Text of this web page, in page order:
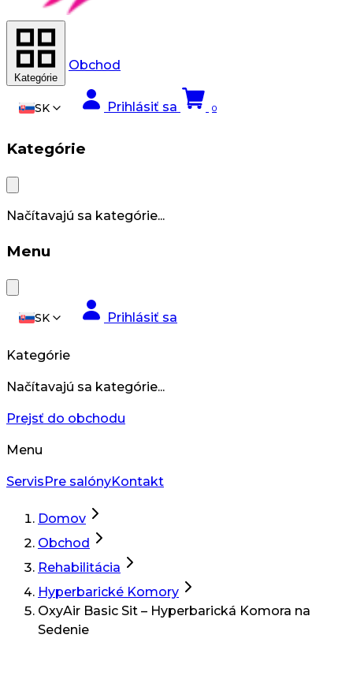
Kategórie
Obchod
SK Prihlásiť sa 0
Kategórie
Načítavajú sa kategórie...
Menu
SK Prihlásiť sa
Kategórie
Načítavajú sa kategórie...
Prejsť do obchodu
Menu
Servis Pre salónyKontakt
Domov
Obchod
Rehabilitácia
Hyperbarické Komory
OxyAir Basic Sit – Hyperbarická Komora na
Sedenie